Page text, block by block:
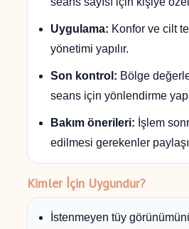
Uygulama: Konfor ve cilt
yönetimi yapılır.
Son kontrol: Bölge
seans için yönlendirme
Bakım önerileri: İşlem
edilmesi gerekenler
Kimler İçin Uygundur?
İstenmeyen tüy